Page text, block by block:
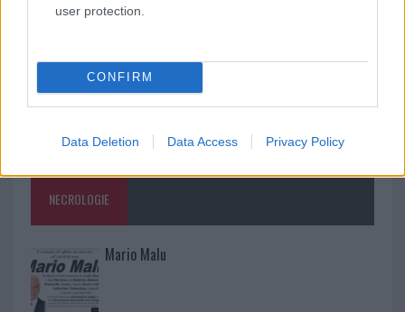
user protection.
CONFIRM
Data Deletion Data Access Privacy Policy
NECROLOGIE
Mario Malu